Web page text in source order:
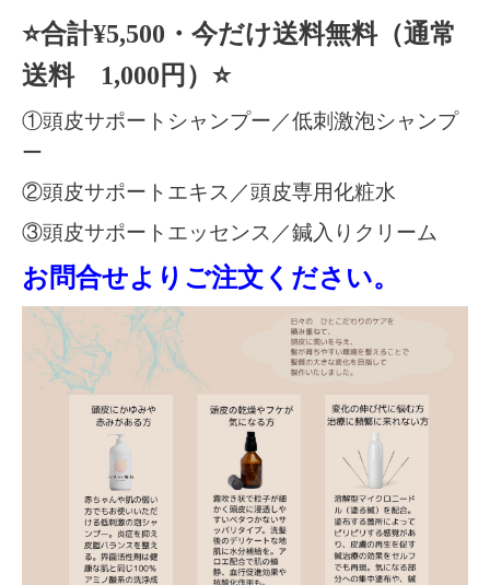
⭐️合計¥5,500・今だけ送料無料（通常
送料 1,000円）⭐️
①頭皮サポートシャンプー／低刺激泡シャンプ
ー
②頭皮サポートエキス／頭皮専用化粧水
③頭皮サポートエッセンス／鍼入りクリーム
お問合せよりご注文ください。